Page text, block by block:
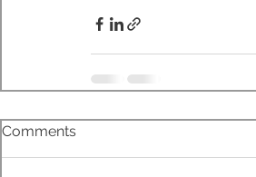
Comments